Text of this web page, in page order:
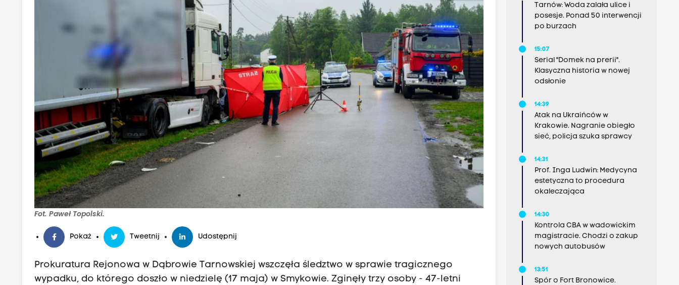
Fot. Paweł Topolski.
Pokaż Tweetnij Udostępnij
Prokuratura Rejonowa w Dąbrowie Tarnowskiej wszczęła śledztwo w sprawie tragicznego
wypadku, do którego doszło w niedzielę (17 maja) w Smykowie. Zginęły trzy osoby - 47-letni
Tarnów: Woda zalała ulice i
posesje. Ponad 50 interwencji
po burzach
15:07
Serial "Domek na prerii".
Klasyczna historia w nowej
odsłonie
14:39
Atak na Ukraińców w
Krakowie. Nagranie obiegło
sieć, policja szuka sprawcy
14:31
Prof. Inga Ludwin: Medycyna
estetyczna to procedura
okaleczająca
14:30
Kontrola CBA w wadowickim
magistracie. Chodzi o zakup
nowych autobusów
13:51
Spór o Fort Bronowice.